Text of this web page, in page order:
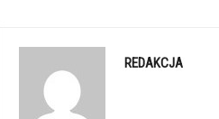
REDAKCJA